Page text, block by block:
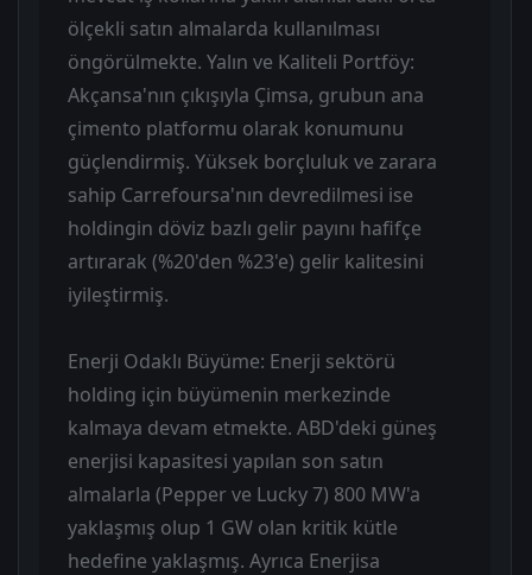
ölçekli satın almalarda kullanılması
öngörülmekte. Yalın ve Kaliteli Portföy:
Akçansa'nın çıkışıyla Çimsa, grubun ana
çimento platformu olarak konumunu
güçlendirmiş. Yüksek borçluluk ve zarara
sahip Carrefoursa'nın devredilmesi ise
holdingin döviz bazlı gelir payını hafifçe
artırarak (%20'den %23'e) gelir kalitesini
iyileştirmiş.
Enerji Odaklı Büyüme: Enerji sektörü
holding için büyümenin merkezinde
kalmaya devam etmekte. ABD'deki güneş
enerjisi kapasitesi yapılan son satın
almalarla (Pepper ve Lucky 7) 800 MW'a
yaklaşmış olup 1 GW olan kritik kütle
hedefine yaklaşmış. Ayrıca Enerjisa